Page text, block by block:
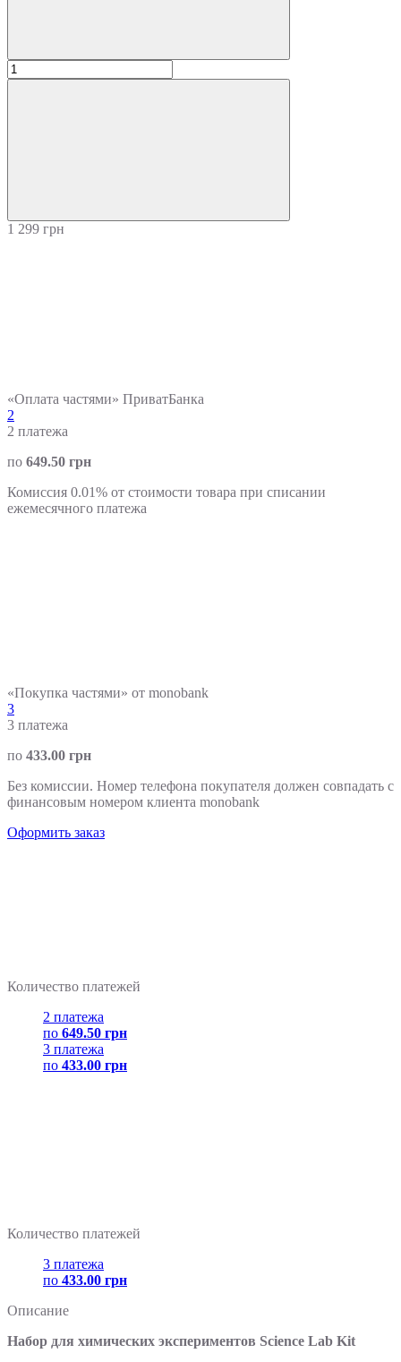
1 299 грн
«Оплата частями» ПриватБанка
2
2 платежа
по 649.50 грн
Комиссия 0.01% от стоимости товара при списании
ежемесячного платежа
«Покупка частями» от monobank
3
3 платежа
по 433.00 грн
Без комиссии. Номер телефона покупателя должен совпадать с
финансовым номером клиента monobank
Оформить заказ
Количество платежей
2 платежа
по 649.50 грн
3 платежа
по 433.00 грн
Количество платежей
3 платежа
по 433.00 грн
Описание
Набор для химических экспериментов Science Lab Kit